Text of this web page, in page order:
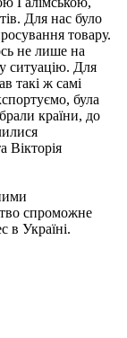
Для нас було
товару.
не лише на
ситуацію. Для
такі ж самі
була
країни, до
Вікторія
спроможне
в Україні.